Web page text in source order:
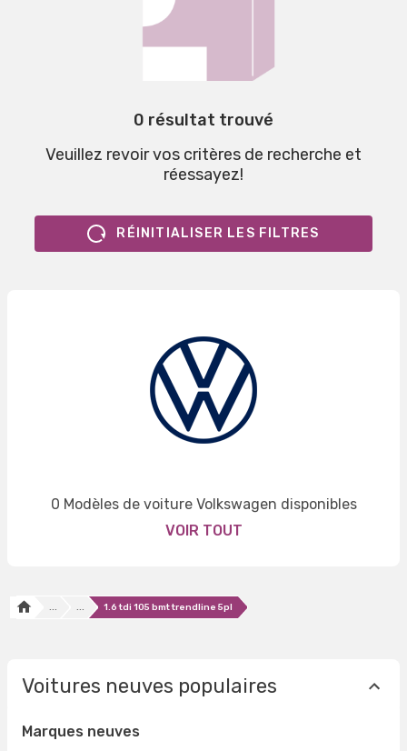
0 résultat trouvé
Veuillez revoir vos critères de recherche et
réessayez!
RÉINITIALISER LES FILTRES
0 Modèles de voiture Volkswagen disponibles
VOIR TOUT
... ... 1.6 tdi 105 bmt trendline 5pl
Voitures neuves populaires
Marques neuves